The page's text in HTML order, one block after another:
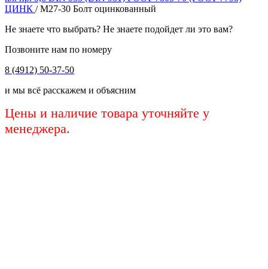
ЦИНК /М27-30 Болт оцинкованный
Не знаете что выбрать? Не знаете подойдет ли это вам?
Позвоните нам по номеру
8 (4912) 50-37-50
и мы всё расскажем и объясним
Цены и наличие товара уточняйте у
менеджера.